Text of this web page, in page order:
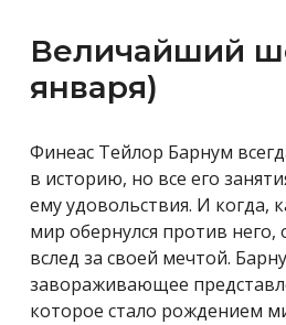
Величайший
января)
Финеас Тейлор Барнум
в историю, но все его
ему удовольствия. И когда,
мир обернулся против
вслед за своей мечтой.
завораживающее
которое стало рождением